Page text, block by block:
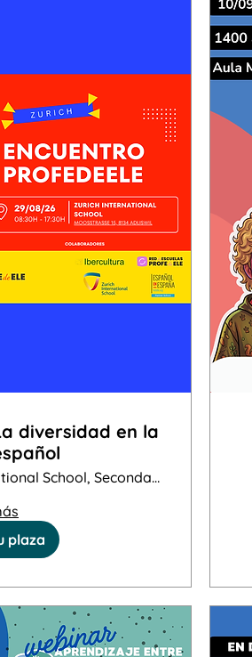
diversidad en la
Zurich International School, Secondary C
plaza